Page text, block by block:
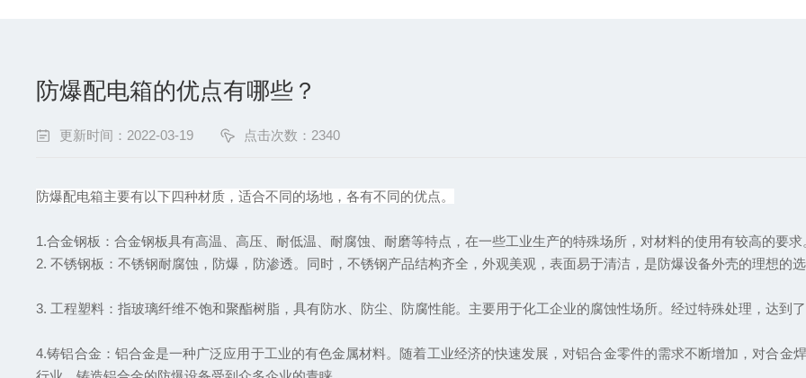
防爆配电箱的优点有哪些？
更新时间：2022-03-19 点击次数：2340
防爆配电箱主要有以下四种材质，适合不同的场地，各有不同的优点。
1.合金钢板：合金钢板具有高温、高压、耐低温、耐腐蚀、耐磨等特点，在一些工业生产的特殊场所，对材料的使用有较高的要求
2. 不锈钢板：不锈钢耐腐蚀，防爆，防渗透。同时，不锈钢产品结构齐全，外观美观，表面易于清洁，是防爆设备外壳的理想的
3. 工程塑料：指玻璃纤维不饱和聚酯树脂，具有防水、防尘、防腐性能。主要用于化工企业的腐蚀性场所。经过特殊处理，达到
4.铸铝合金：铝合金是一种广泛应用于工业的有色金属材料。随着工业经济的快速发展，对铝合金零件的需求不断增加，对合金